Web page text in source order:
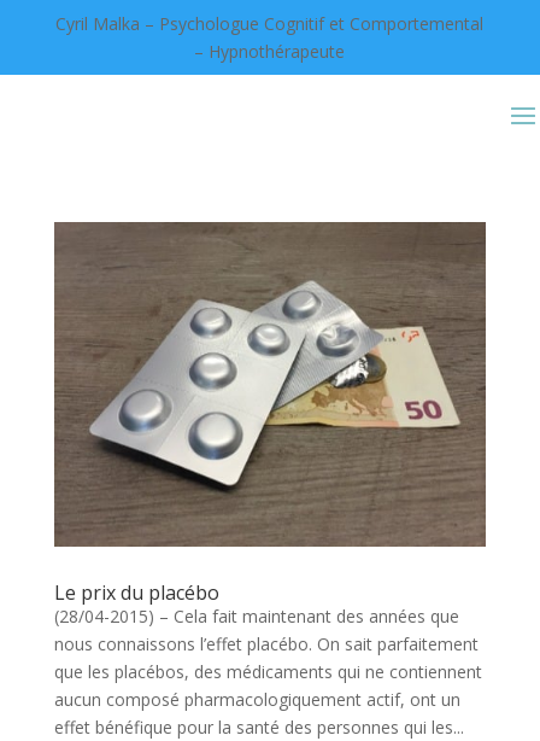
Cyril Malka – Psychologue Cognitif et Comportemental
– Hypnothérapeute
Le prix du placébo
(28/04-2015) – Cela fait maintenant des années que
nous connaissons l’effet placébo. On sait parfaitement
que les placébos, des médicaments qui ne contiennent
aucun composé pharmacologiquement actif, ont un
effet bénéfique pour la santé des personnes qui les...